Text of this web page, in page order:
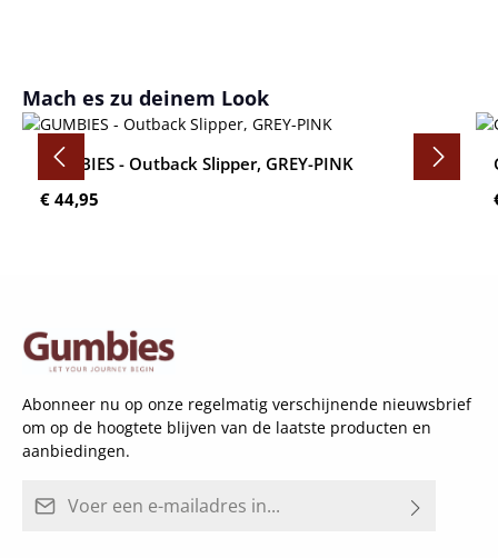
Productgalerij overslaan
Mach es zu deinem Look
GUMBIES - Outback Slipper, GREY-PINK
Normale prijs:
€ 44,95
Abonneer nu op onze regelmatig verschijnende nieuwsbrief
om op de hoogtete blijven van de laatste producten en
aanbiedingen.